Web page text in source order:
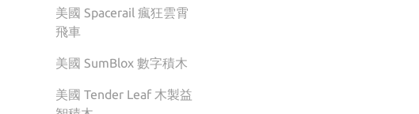
美國 Spacerail 瘋狂雲霄
飛車
美國 SumBlox 數字積木
美國 Tender Leaf 木製益